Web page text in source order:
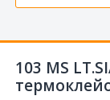
103 MS